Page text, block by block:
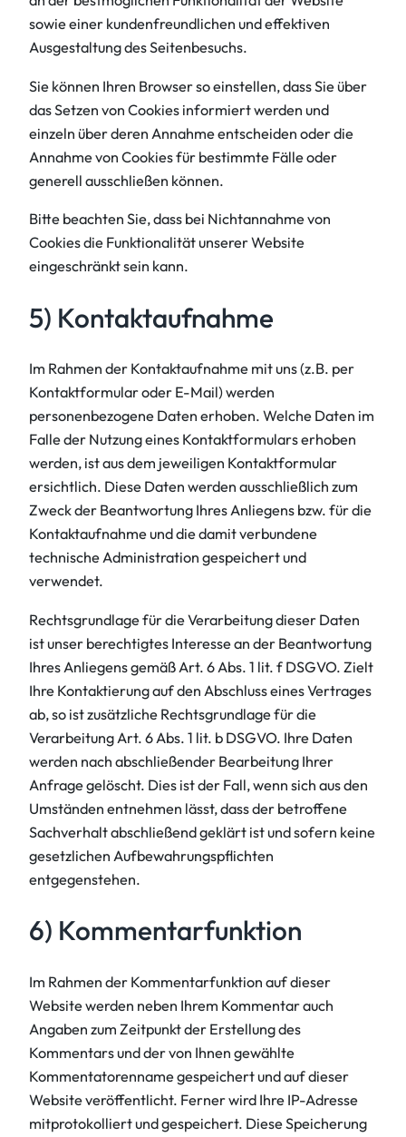
sowie einer kundenfreundlichen und effektiven
Ausgestaltung des Seitenbesuchs.
Sie können Ihren Browser so einstellen, dass Sie über
das Setzen von Cookies informiert werden und
einzeln über deren Annahme entscheiden oder die
Annahme von Cookies für bestimmte Fälle oder
generell ausschließen können.
Bitte beachten Sie, dass bei Nichtannahme von
Cookies die Funktionalität unserer Website
eingeschränkt sein kann.
5) Kontaktaufnahme
Im Rahmen der Kontaktaufnahme mit uns (z.B. per
Kontaktformular oder E-Mail) werden
personenbezogene Daten erhoben. Welche Daten im
Falle der Nutzung eines Kontaktformulars erhoben
werden, ist aus dem jeweiligen Kontaktformular
ersichtlich. Diese Daten werden ausschließlich zum
Zweck der Beantwortung Ihres Anliegens bzw. für die
Kontaktaufnahme und die damit verbundene
technische Administration gespeichert und
verwendet.
Rechtsgrundlage für die Verarbeitung dieser Daten
ist unser berechtigtes Interesse an der Beantwortung
Ihres Anliegens gemäß Art. 6 Abs. 1 lit. f DSGVO. Zielt
Ihre Kontaktierung auf den Abschluss eines Vertrages
ab, so ist zusätzliche Rechtsgrundlage für die
Verarbeitung Art. 6 Abs. 1 lit. b DSGVO. Ihre Daten
werden nach abschließender Bearbeitung Ihrer
Anfrage gelöscht. Dies ist der Fall, wenn sich aus den
Umständen entnehmen lässt, dass der betroffene
Sachverhalt abschließend geklärt ist und sofern keine
gesetzlichen Aufbewahrungspflichten
entgegenstehen.
6) Kommentarfunktion
Im Rahmen der Kommentarfunktion auf dieser
Website werden neben Ihrem Kommentar auch
Angaben zum Zeitpunkt der Erstellung des
Kommentars und der von Ihnen gewählte
Kommentatorenname gespeichert und auf dieser
Website veröffentlicht. Ferner wird Ihre IP-Adresse
mitprotokolliert und gespeichert. Diese Speicherung